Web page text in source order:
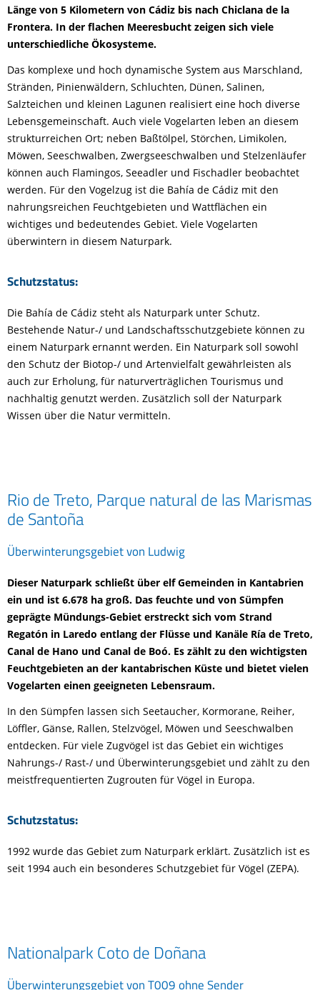
Länge von 5 Kilometern von Cádiz bis nach Chiclana de la
Frontera. In der flachen Meeresbucht zeigen sich viele
unterschiedliche Ökosysteme.
Das komplexe und hoch dynamische System aus Marschland,
Stränden, Pinienwäldern, Schluchten, Dünen, Salinen,
Salzteichen und kleinen Lagunen realisiert eine hoch diverse
Lebensgemeinschaft. Auch viele Vogelarten leben an diesem
strukturreichen Ort; neben Baßtölpel, Störchen, Limikolen,
Möwen, Seeschwalben, Zwergseeschwalben und Stelzenläufer
können auch Flamingos, Seeadler und Fischadler beobachtet
werden. Für den Vogelzug ist die Bahía de Cádiz mit den
nahrungsreichen Feuchtgebieten und Wattflächen ein
wichtiges und bedeutendes Gebiet. Viele Vogelarten
überwintern in diesem Naturpark.
Schutzstatus:
Die Bahía de Cádiz steht als Naturpark unter Schutz.
Bestehende Natur-/ und Landschaftsschutzgebiete können zu
einem Naturpark ernannt werden. Ein Naturpark soll sowohl
den Schutz der Biotop-/ und Artenvielfalt gewährleisten als
auch zur Erholung, für naturverträglichen Tourismus und
nachhaltig genutzt werden. Zusätzlich soll der Naturpark
Wissen über die Natur vermitteln.
Rio de Treto, Parque natural de las Marismas
de Santoña
Überwinterungsgebiet von Ludwig
Dieser Naturpark schließt über elf Gemeinden in Kantabrien
ein und ist 6.678 ha groß. Das feuchte und von Sümpfen
geprägte Mündungs-Gebiet erstreckt sich vom Strand
Regatón in Laredo entlang der Flüsse und Kanäle Ría de Treto,
Canal de Hano und Canal de Boó. Es zählt zu den wichtigsten
Feuchtgebieten an der kantabrischen Küste und bietet vielen
Vogelarten einen geeigneten Lebensraum.
In den Sümpfen lassen sich Seetaucher, Kormorane, Reiher,
Löffler, Gänse, Rallen, Stelzvögel, Möwen und Seeschwalben
entdecken. Für viele Zugvögel ist das Gebiet ein wichtiges
Nahrungs-/ Rast-/ und Überwinterungsgebiet und zählt zu den
meistfrequentierten Zugrouten für Vögel in Europa.
Schutzstatus:
1992 wurde das Gebiet zum Naturpark erklärt. Zusätzlich ist es
seit 1994 auch ein besonderes Schutzgebiet für Vögel (ZEPA).
Nationalpark Coto de Doñana
Überwinterungsgebiet von T009 ohne Sender